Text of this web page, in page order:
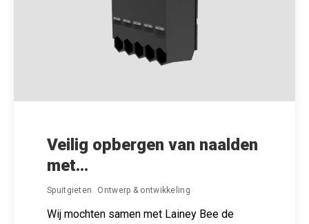
Veilig opbergen van naalden
met...
Spuitgieten Ontwerp & ontwikkeling
Wij mochten samen met Lainey Bee de